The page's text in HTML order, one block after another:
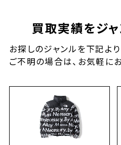
買取実績をジ
お探しのジャンルを下記よ
ご不明の場合は、お気軽に